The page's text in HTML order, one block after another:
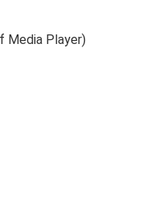
Media Player)